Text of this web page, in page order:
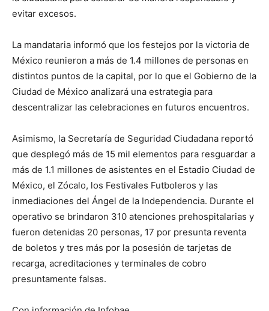
evitar excesos.
La mandataria informó que los festejos por la victoria de
México reunieron a más de 1.4 millones de personas en
distintos puntos de la capital, por lo que el Gobierno de la
Ciudad de México analizará una estrategia para
descentralizar las celebraciones en futuros encuentros.
Asimismo, la Secretaría de Seguridad Ciudadana reportó
que desplegó más de 15 mil elementos para resguardar a
más de 1.1 millones de asistentes en el Estadio Ciudad de
México, el Zócalo, los Festivales Futboleros y las
inmediaciones del Ángel de la Independencia. Durante el
operativo se brindaron 310 atenciones prehospitalarias y
fueron detenidas 20 personas, 17 por presunta reventa
de boletos y tres más por la posesión de tarjetas de
recarga, acreditaciones y terminales de cobro
presuntamente falsas.